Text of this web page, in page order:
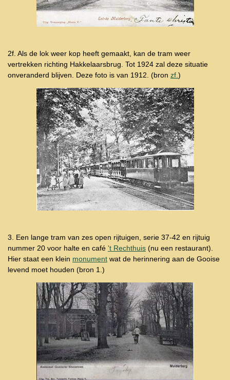
2f. Als de lok weer kop heeft gemaakt, kan de tram weer
vertrekken richting Hakkelaarsbrug. Tot 1924 zal deze situatie
onveranderd blijven. Deze foto is van 1912. (bron zf. )
3. Een lange tram van zes open rijtuigen, serie 37-42 en rijtuig
nummer 20 voor halte en café 't Rechthuis (nu een restaurant).
Hier staat een klein monument wat de herinnering aan de Gooise
levend moet houden (bron 1.)